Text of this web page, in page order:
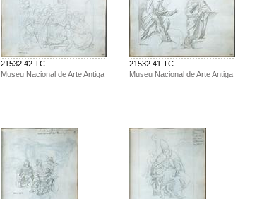
21532.42 TC
Museu Nacional de Arte Antiga
21532.41 TC
Museu Nacional de Arte Antiga